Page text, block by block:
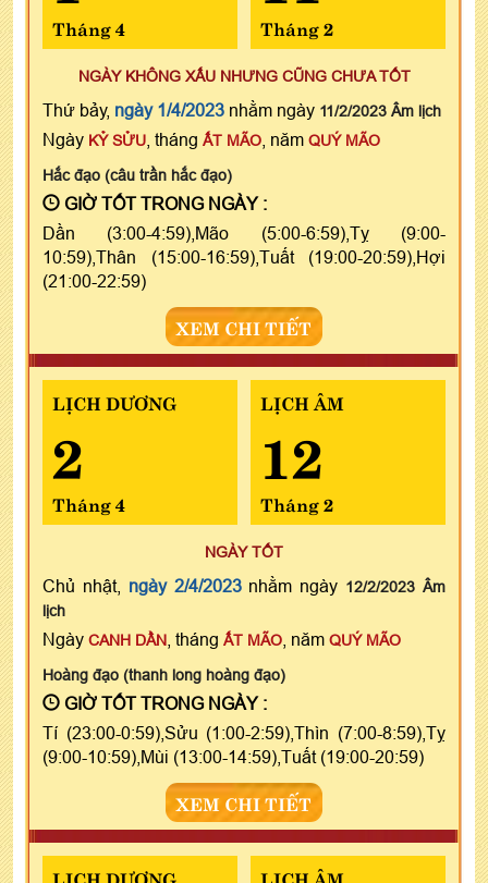
Tháng 4 Tháng 2
NGÀY KHÔNG XẤU NHƯNG CŨNG CHƯA TỐT
Thứ bảy, ngày 1/4/2023 nhằm ngày 11/2/2023 Âm lịch
Ngày KỶ SỬU , tháng ẤT MÃO , năm QUÝ MÃO
Hắc đạo (câu trần hắc đạo)
GIỜ TỐT TRONG NGÀY :
Dần (3:00-4:59),Mão (5:00-6:59),Tỵ (9:00-
10:59),Thân (15:00-16:59),Tuất (19:00-20:59),Hợi
(21:00-22:59)
XEM CHI TIẾT
LỊCH DƯƠNG
2
Tháng 4
LỊCH ÂM
12
Tháng 2
NGÀY TỐT
Chủ nhật, ngày 2/4/2023nhằm ngày 12/2/2023 Âm
lịch
Ngày CANH DẦN , tháng ẤT MÃO , năm QUÝ MÃO
Hoàng đạo (thanh long hoàng đạo)
GIỜ TỐT TRONG NGÀY :
Tí (23:00-0:59),Sửu (1:00-2:59),Thìn (7:00-8:59),Tỵ
(9:00-10:59),Mùi (13:00-14:59),Tuất (19:00-20:59)
XEM CHI TIẾT
LỊCH DƯƠNG LỊCH ÂM